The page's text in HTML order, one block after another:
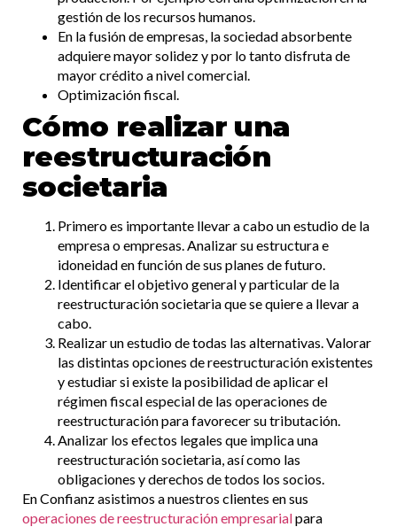
gestión de los recursos humanos.
En la fusión de empresas, la sociedad absorbente
adquiere mayor solidez y por lo tanto disfruta de
mayor crédito a nivel comercial.
Optimización fiscal.
Cómo realizar una
reestructuración
societaria
Primero es importante llevar a cabo un estudio de la
empresa o empresas. Analizar su estructura e
idoneidad en función de sus planes de futuro.
Identificar el objetivo general y particular de la
reestructuración societaria que se quiere a llevar a
cabo.
Realizar un estudio de todas las alternativas. Valorar
las distintas opciones de reestructuración existentes
y estudiar si existe la posibilidad de aplicar el
régimen fiscal especial de las operaciones de
reestructuración para favorecer su tributación.
Analizar los efectos legales que implica una
reestructuración societaria, así como las
obligaciones y derechos de todos los socios.
En Confianz asistimos a nuestros clientes en sus
operaciones de reestructuración empresarialpara